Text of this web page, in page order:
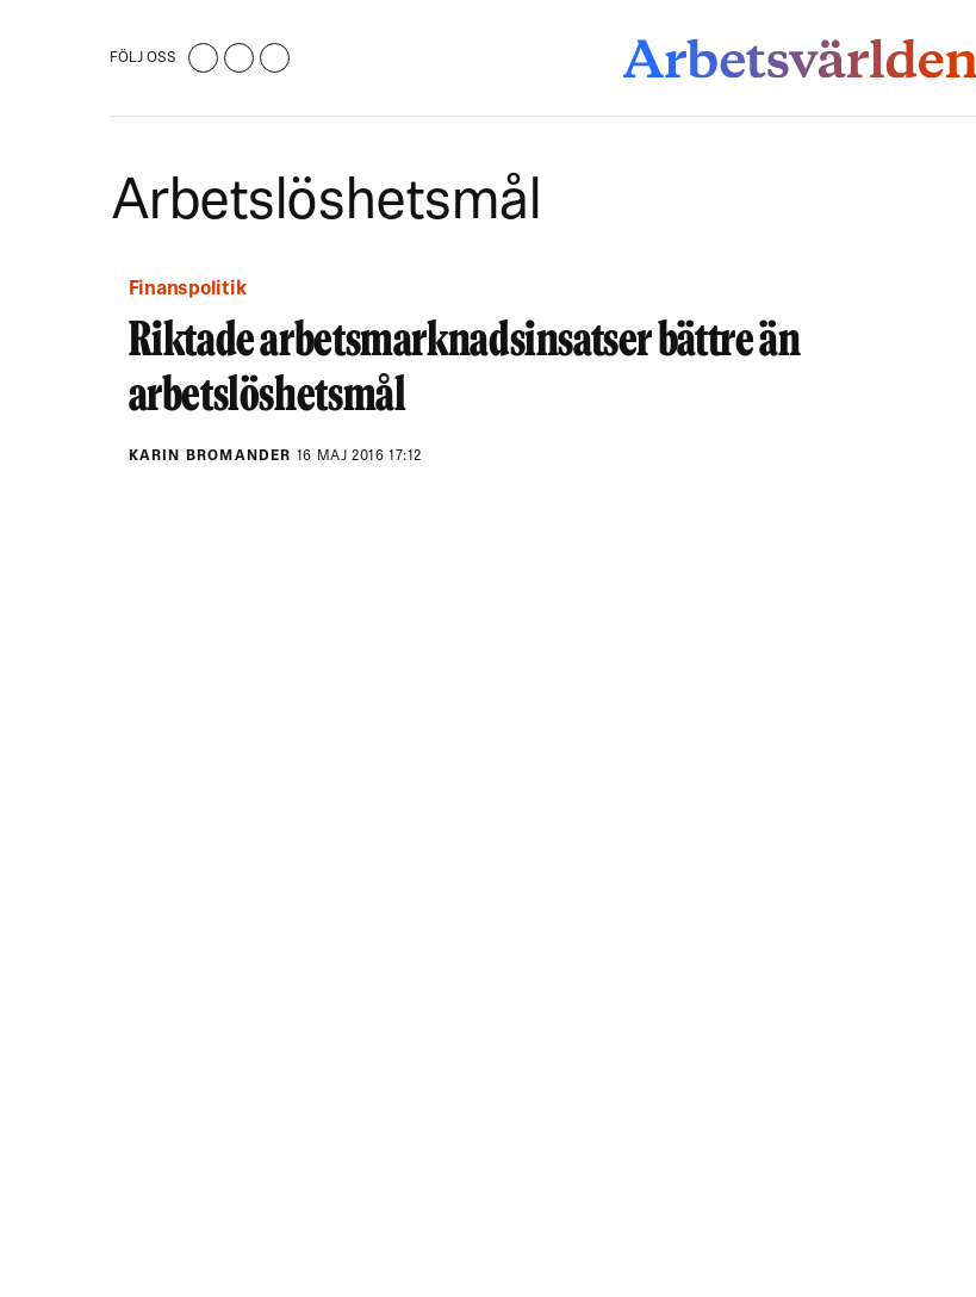
FÖLJ OSS
Arbetslöshetsmål
Finanspolitik
Riktade arbetsmarknadsinsatser bättre än
arbetslöshetsmål
KARIN BROMANDER 16 MAJ 2016 17:12